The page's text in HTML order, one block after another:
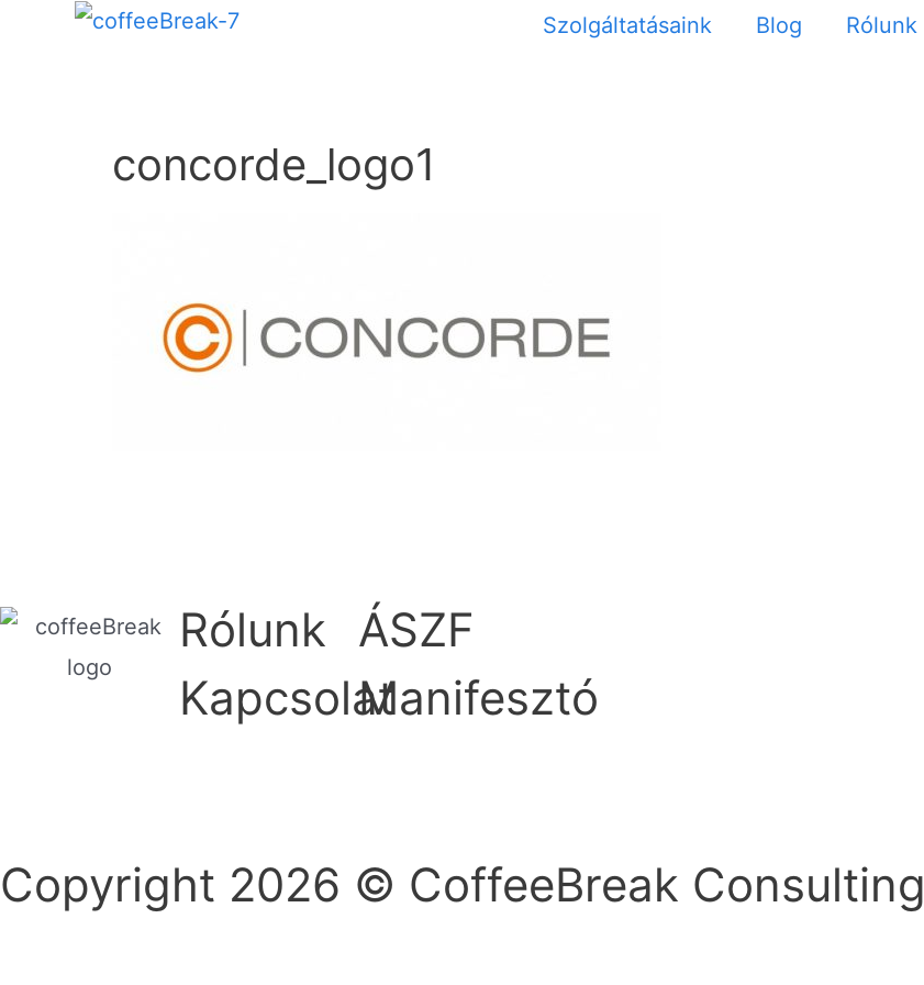
Szolgáltatásaink Blog Rólunk
concorde_logo1
Rólunk
Kapcsolat
ÁSZF
Manifesztó
Copyright 2026 © CoffeeBreak Consulting